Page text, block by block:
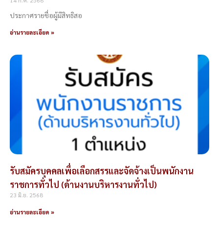
ประกาศรายชื่อผู้มีสิทธิสอ
อ่านรายละเอียด »
รับสมัครบุคคลเพื่อเลือกสรรและจัดจ้างเป็นพนักงาน
ราชการทั่วไป (ด้านงานบริหารงานทั่วไป)
23 มิ.ย. 2568
อ่านรายละเอียด »